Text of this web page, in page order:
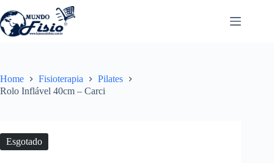
para
o
conteúdo
Home Fisioterapia
Pilates
Rolo Inflável 40cm – Carci
Esgotado